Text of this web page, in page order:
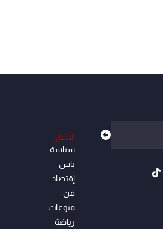
الأخبار
سياسة
ناس
إقتصاد
فن
منوعات
رياضة